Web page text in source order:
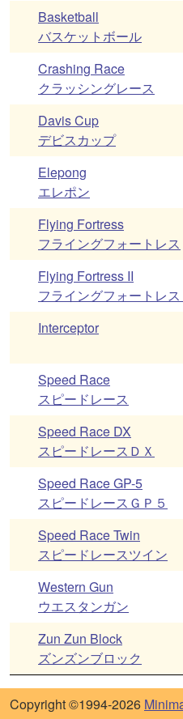
Basketball
バスケットボール
Crashing Race
クラッシングレース
Davis Cup
デビスカップ
Elepong
エレポン
Flying Fortress
フライングフォートレス
Flying Fortress II
フライングフォートレス
Interceptor
Speed Race
スピードレース
Speed Race DX
スピードレースＤＸ
Speed Race GP-5
スピードレースＧＰ５
Speed Race Twin
スピードレースツイン
Western Gun
ウエスタンガン
Zun Zun Block
ズンズンブロック
Copyright ©1994-2026